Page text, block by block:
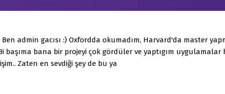
admin gacısı :) Oxfordda okumadım, Harvard'da master
başıma bana bir projeyi çok gördüler ve yaptıgım uygulamalar
Zaten en sevdiği şey de bu ya